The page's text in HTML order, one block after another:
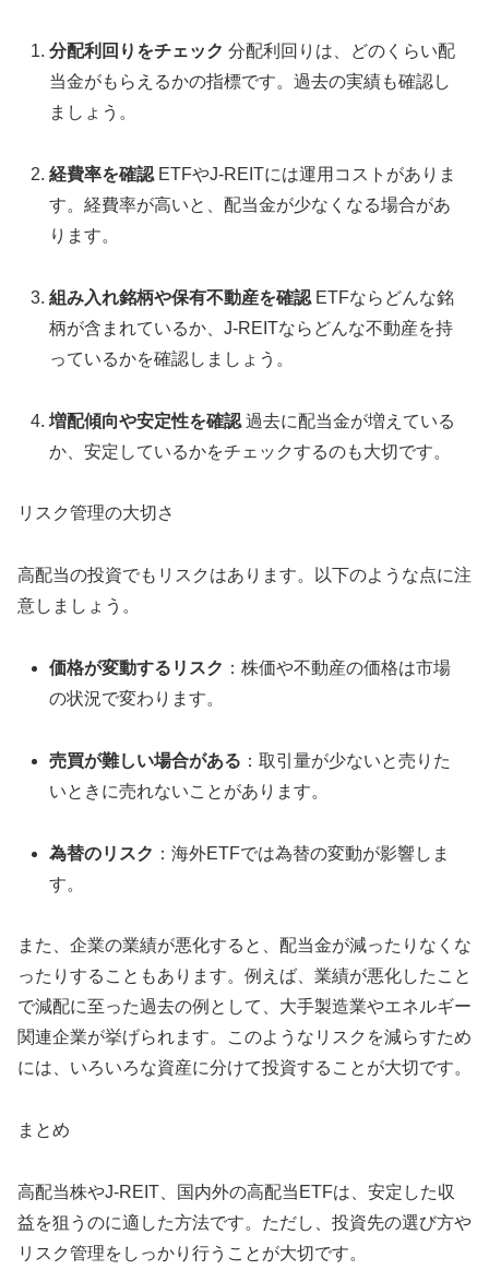
分配利回りをチェック 分配利回りは、どのくらい配
当金がもらえるかの指標です。過去の実績も確認し
ましょう。
経費率を確認 ETFやJ-REITには運用コストがありま
す。経費率が高いと、配当金が少なくなる場合があ
ります。
組み入れ銘柄や保有不動産を確認 ETFならどんな銘
柄が含まれているか、J-REITならどんな不動産を持
っているかを確認しましょう。
増配傾向や安定性を確認 過去に配当金が増えている
か、安定しているかをチェックするのも大切です。
リスク管理の大切さ
高配当の投資でもリスクはあります。以下のような点に注
意しましょう。
価格が変動するリスク ：株価や不動産の価格は市場
の状況で変わります。
売買が難しい場合がある ：取引量が少ないと売りた
いときに売れないことがあります。
為替のリスク ：海外ETFでは為替の変動が影響しま
す。
また、企業の業績が悪化すると、配当金が減ったりなくな
ったりすることもあります。例えば、業績が悪化したこと
で減配に至った過去の例として、大手製造業やエネルギー
関連企業が挙げられます。このようなリスクを減らすため
には、いろいろな資産に分けて投資することが大切です。
まとめ
高配当株やJ-REIT、国内外の高配当ETFは、安定した収
益を狙うのに適した方法です。ただし、投資先の選び方や
リスク管理をしっかり行うことが大切です。